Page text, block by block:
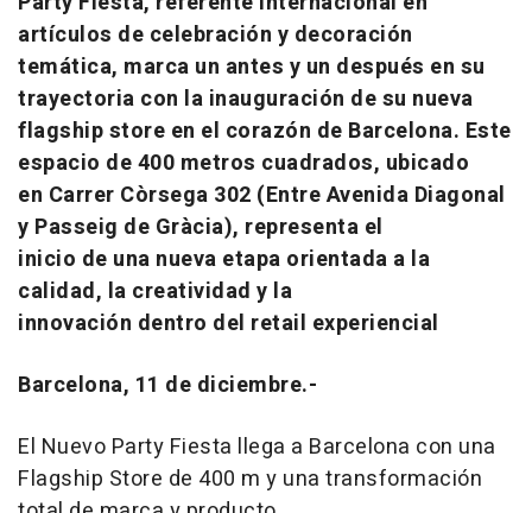
artículos de celebración y decoración
temática, marca un antes y un después en su
trayectoria con la inauguración de su nueva
flagship store en el corazón de Barcelona. Este
espacio de 400 metros cuadrados, ubicado
en Carrer Còrsega 302 (Entre Avenida Diagonal
y Passeig de Gràcia), representa el
inicio de una nueva etapa orientada a la
calidad, la creatividad y la
innovación dentro del retail experiencial
Barcelona, 11 de diciembre.-
El Nuevo Party Fiesta llega a Barcelona con una
Flagship Store de 400 m y una transformación